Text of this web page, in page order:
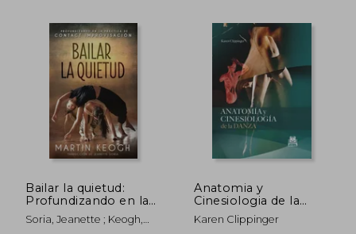
45% 45%
dcto.
Bailar la quietud:
Profundizando en la
práctica de Contact
Improvisación
Soria, Jeanette ; Keogh,
Anatomia y
Cinesiologia de la
Danza
Karen Clippinger